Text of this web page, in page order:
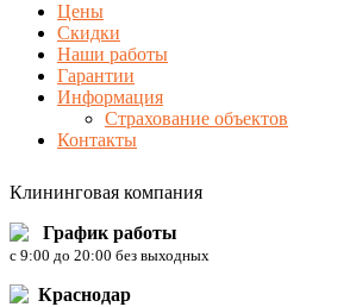
Цены
Скидки
Наши работы
Гарантии
Информация
Страхование объектов
Контакты
Клининговая компания
График работы
c 9:00 до 20:00 без выходных
Краснодар